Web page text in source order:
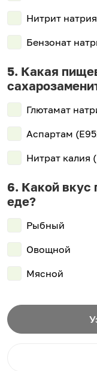
Нитрит
Бензонат
Какая
Глютамат
Аспартам
Нитрат калия
Какой вкус
еде?
Рыбный
Овощной
Мясной